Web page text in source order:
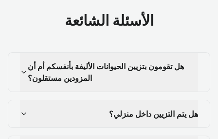
الأسئلة الشائعة
هل تقومون بتزيين الحيوانات الأليفة بأنفسكم أم أن
المزودين مستقلون؟
هل يتم التزيين داخل منزلي؟